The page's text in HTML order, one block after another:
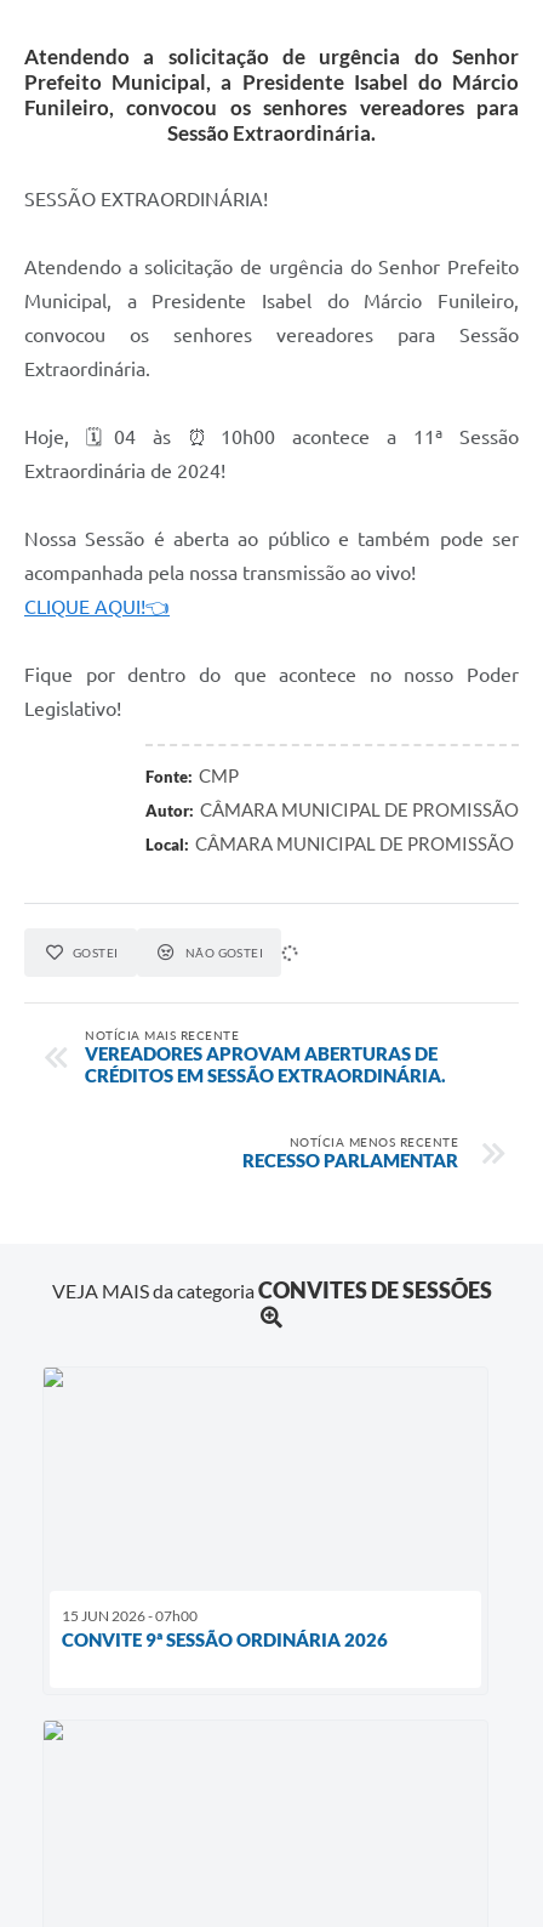
Atendendo a solicitação de urgência do Senhor
Prefeito Municipal, a Presidente Isabel do Márcio
Funileiro, convocou os senhores vereadores para
Sessão Extraordinária.
SESSÃO EXTRAORDINÁRIA!
Atendendo a solicitação de urgência do Senhor Prefeito
Municipal, a Presidente Isabel do Márcio Funileiro,
convocou os senhores vereadores para Sessão
Extraordinária.
Hoje, 🗓04 às ⏰10h00 acontece a 11ª Sessão
Extraordinária de 2024!
Nossa Sessão é aberta ao público e também pode ser
acompanhada pela nossa transmissão ao vivo!
CLIQUE AQUI!👈
Fique por dentro do que acontece no nosso Poder
Legislativo!
Fonte: CMP
Autor: CÂMARA MUNICIPAL DE PROMISSÃO
Local: CÂMARA MUNICIPAL DE PROMISSÃO
GOSTEI NÃO GOSTEI
NOTÍCIA MAIS RECENTE
VEREADORES APROVAM ABERTURAS DE
CRÉDITOS EM SESSÃO EXTRAORDINÁRIA.
NOTÍCIA MENOS RECENTE
RECESSO PARLAMENTAR
VEJA MAIS da categoriaCONVITES DE SESSÕES
15 JUN 2026 - 07h00
CONVITE 9ª SESSÃO ORDINÁRIA 2026